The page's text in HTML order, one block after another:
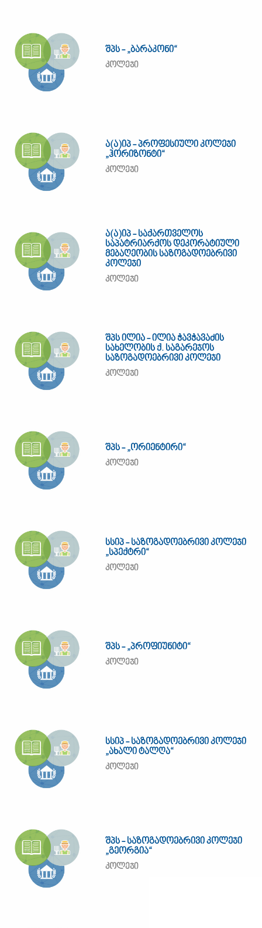
შპს - „ბარაკონი“
კოლეჯი
ა(ა)იპ - პროფესიული კოლეჯი
„ჰორიზონტი“
კოლეჯი
ა(ა)იპ - საქართველოს
საპატრიარქოს დეკორატიული
მებაღეობის საზოგადოებრივი
კოლეჯი
კოლეჯი
შპს ილია - ილია ჭავჭავაძის
სახელობის ქ. საგარეჯოს
საზოგადოებრივი კოლეჯი
კოლეჯი
შპს - „ორიენტირი“
კოლეჯი
სსიპ - საზოგადოებრივი კოლეჯი
„სპექტრი“
კოლეჯი
შპს - „პროფიუნიტი“
კოლეჯი
სსიპ - საზოგადოებრივი კოლეჯი
„ახალი ტალღა“
კოლეჯი
შპს - საზოგადოებრივი კოლეჯი
„გეორგია“
კოლეჯი